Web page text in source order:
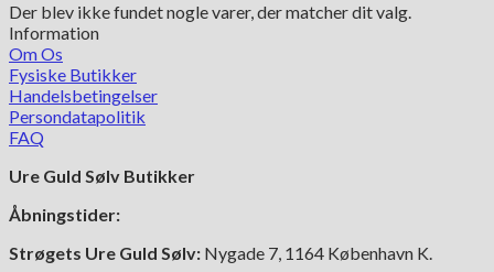
Der blev ikke fundet nogle varer, der matcher dit valg.
Information
Om Os
Fysiske Butikker
Handelsbetingelser
Persondatapolitik
FAQ
Ure Guld Sølv Butikker
Åbningstider:
Strøgets Ure Guld Sølv: Nygade 7, 1164 København K.